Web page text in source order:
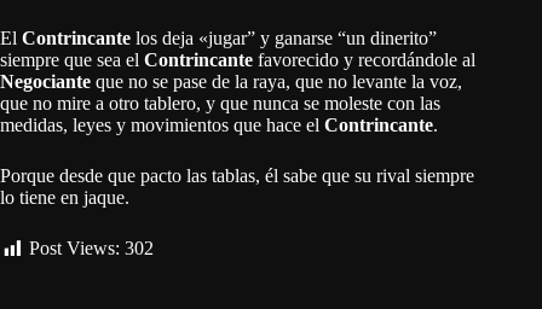
El Contrincante los deja «jugar” y ganarse “un dinerito”
siempre que sea el Contrincante favorecido y recordándole al
Negociante que no se pase de la raya, que no levante la voz,
que no mire a otro tablero, y que nunca se moleste con las
medidas, leyes y movimientos que hace el Contrincante.
Porque desde que pacto las tablas, él sabe que su rival siempre
lo tiene en jaque.
Post Views: 302